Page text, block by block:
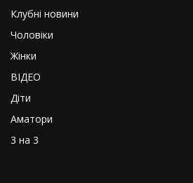
Клубні новини
Чоловіки
Жінки
ВІДЕО
Діти
Аматори
3 на 3